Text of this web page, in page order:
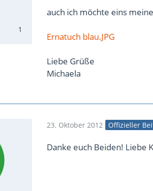
1
auch ich möchte eins
Ernatuch blau.JPG
Liebe Grüße
Michaela
23. Oktober 2012 Offizieller
Danke euch Beiden! Liebe